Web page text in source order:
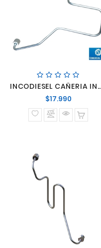
INCODIESEL CAÑERIA
$17.990Precio
normal